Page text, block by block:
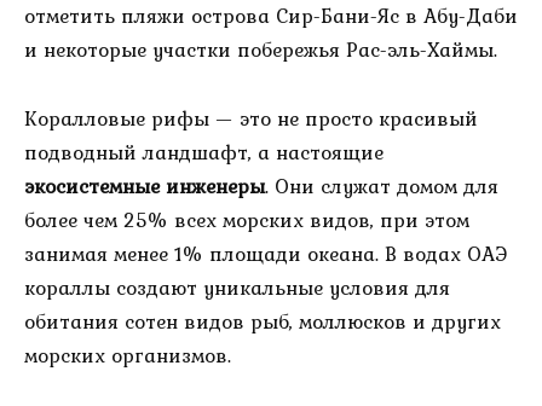
отметить пляжи острова Сир-Бани-Яс в Абу-Даби
и некоторые участки побережья Рас-эль-Хаймы.
Коралловые рифы — это не просто красивый
подводный ландшафт, а настоящие
экосистемные инженеры. Они служат домом для
более чем 25% всех морских видов, при этом
занимая менее 1% площади океана. В водах ОАЭ
кораллы создают уникальные условия для
обитания сотен видов рыб, моллюсков и других
морских организмов.